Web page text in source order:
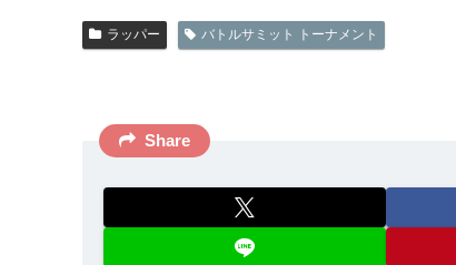
ラッパー バトルサミット トーナメント
Share